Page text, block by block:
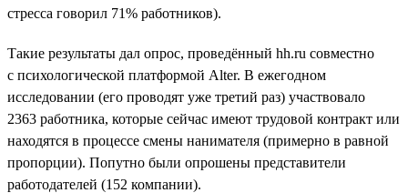
стресса говорил 71% работников).
Такие результаты дал опрос, проведённый hh.ru совместно
с психологической платформой Alter. В ежегодном
исследовании (его проводят уже третий раз) участвовало
2363 работника, которые сейчас имеют трудовой контракт или
находятся в процессе смены нанимателя (примерно в равной
пропорции). Попутно были опрошены представители
работодателей (152 компании).